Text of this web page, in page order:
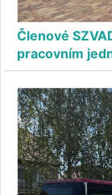
Členové
pracovním